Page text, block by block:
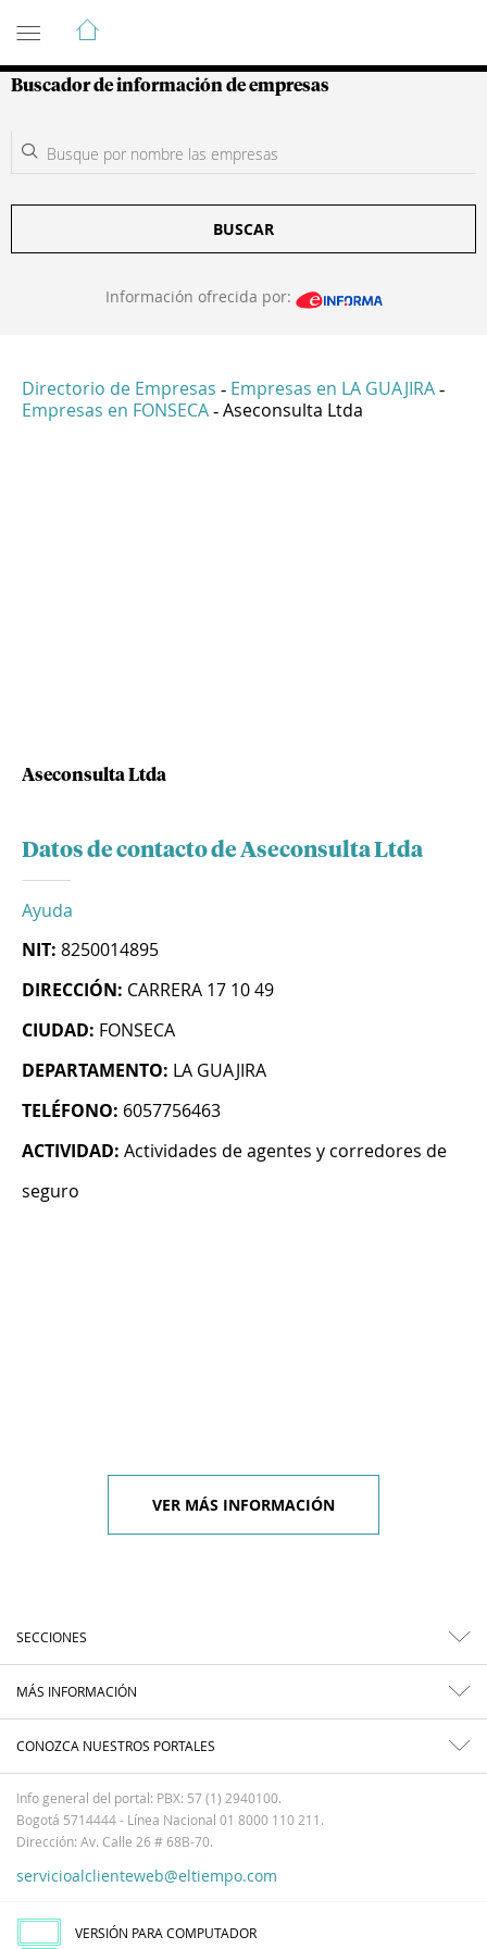
Guía de Empresas Colombianas
Buscador de información de empresas
BUSCAR
Información ofrecida por:
Directorio de Empresas - Empresas en LA GUAJIRA -
Empresas en FONSECA - Aseconsulta Ltda
Aseconsulta Ltda
Datos de contacto de Aseconsulta Ltda
Ayuda
NIT: 8250014895
DIRECCIÓN: CARRERA 17 10 49
CIUDAD: FONSECA
DEPARTAMENTO: LA GUAJIRA
TELÉFONO: 6057756463
ACTIVIDAD: Actividades de agentes y corredores de
seguro
VER MÁS INFORMACIÓN
SECCIONES
MÁS INFORMACIÓN
CONOZCA NUESTROS PORTALES
Info general del portal: PBX: 57 (1) 2940100.
Bogotá 5714444 - Línea Nacional 01 8000 110 211.
Dirección: Av. Calle 26 # 68B-70.
servicioalclienteweb@eltiempo.com
VERSIÓN PARA COMPUTADOR